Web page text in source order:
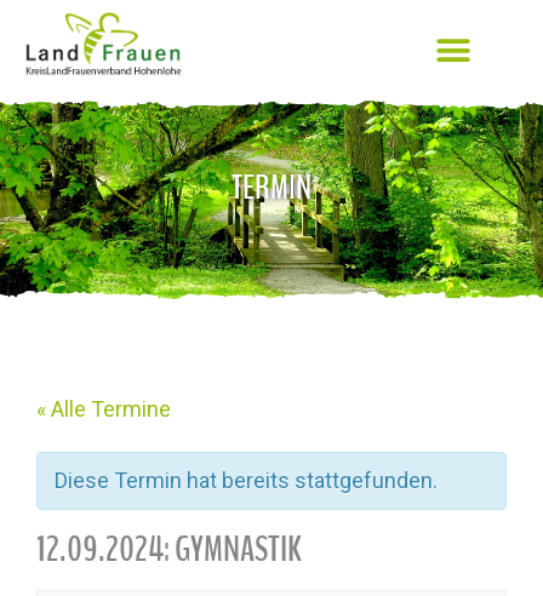
TERMIN
« Alle Termine
Diese Termin hat bereits stattgefunden.
12.09.2024: GYMNASTIK